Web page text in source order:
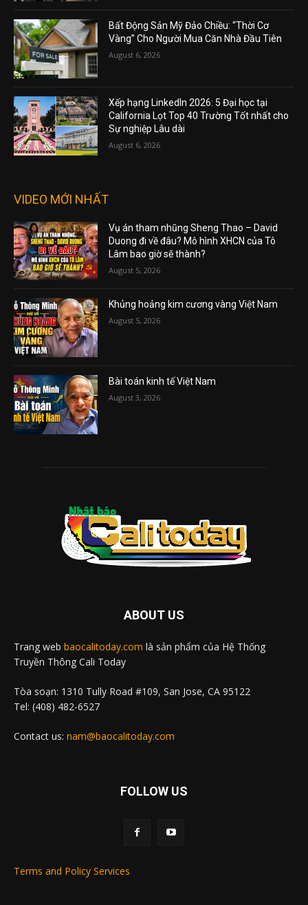
Bất Động Sản Mỹ Đảo Chiều: “Thời Cơ
Vàng” Cho Người Mua Căn Nhà Đầu Tiên
August 6, 2026
Xếp hạng LinkedIn 2026: 5 Đại học tại
California Lọt Top 40 Trường Tốt nhất cho
Sự nghiệp Lâu dài
August 6, 2026
VIDEO MỚI NHẤT
Vụ án tham nhũng Sheng Thao – David
Duong đi về đâu? Mô hình XHCN của Tô
Lâm bao giờ sẽ thành?
August 5, 2026
Khủng hoảng kim cương vàng Việt Nam
August 5, 2026
Bài toán kinh tế Việt Nam
August 3, 2026
ABOUT US
Trang web baocalitoday.com là sản phẩm của Hệ Thống
Truyền Thông Cali Today
Tòa soạn: 1310 Tully Road #109, San Jose, CA 95122
Tel: (408) 482-6527
Contact us: nam@baocalitoday.com
FOLLOW US
Terms and Policy Services